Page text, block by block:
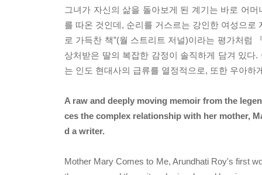
그녀가 자신의 삶을 돌아보게 된 계기는 바로 어
를 따온 것인데, 순리를 거스르는 강인한 여성으로
로 가득찬 책”(월 스트리트 저널)이라는 평가처럼
상처받은 딸의 복잡한 감정이 솔직하게 담겨 있
는 인도 현대사의 급류를 열정적으로, 또한 우아
A raw and deeply moving memoir from the
ces the complex relationship with her mother,
d a writer.
Mother Mary Comes to Me, Arundhati Roy's first